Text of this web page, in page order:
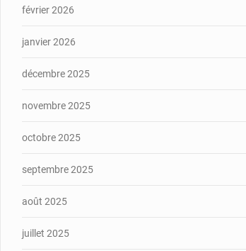
février 2026
janvier 2026
décembre 2025
novembre 2025
octobre 2025
septembre 2025
août 2025
juillet 2025